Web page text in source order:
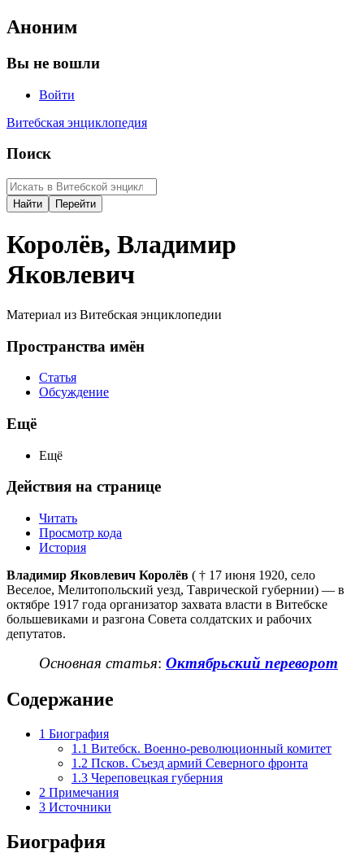
Аноним
Вы не вошли
Войти
Витебская энциклопедия
Поиск
Королёв, Владимир
Яковлевич
Материал из Витебская энциклопедии
Пространства имён
Статья
Обсуждение
Ещё
Ещё
Действия на странице
Читать
Просмотр кода
История
Владимир Яковлевич Королёв ( † 17 июня 1920, село
Веселое, Мелитопольский уезд, Таврической губернии) — в
октябре 1917 года организатор захвата власти в Витебске
большевиками и разгона Совета солдатских и рабочих
депутатов.
Основная статья: Октябрьский переворот
Содержание
1 Биография
1.1 Витебск. Военно-революционный комитет
1.2 Псков. Съезд армий Северного фронта
1.3 Череповецкая губерния
2 Примечания
3 Источники
Биография